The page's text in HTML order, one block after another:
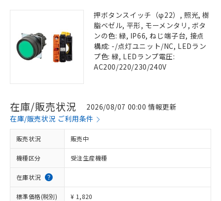
押ボタンスイッチ（φ22）, 照光, 樹
脂ベゼル, 平形, モーメンタリ, ボタ
ンの色: 緑, IP66, ねじ端子台, 接点
構成: -/点灯ユニット/NC, LEDラン
プ色: 緑, LEDランプ電圧:
AC200/220/230/240V
在庫/販売状況
2026/08/07 00:00 情報更新
在庫/販売状況 ご利用条件
販売状況 販売中
機種区分 受注生産機種
在庫状況
標準価格(税別) ¥ 1,820